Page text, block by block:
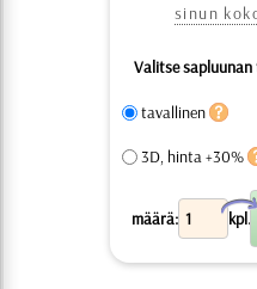
sinun
Valitse
tavallinen
3D, hinta +30%
määrä: kpl.
X